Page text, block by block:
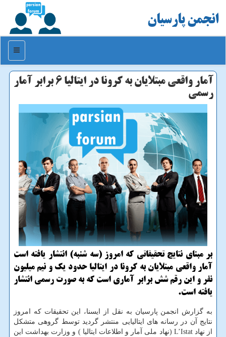
انجمن پارسیان
منو
آمار واقعی مبتلایان به كرونا در ایتالیا 6 برابر آمار
رسمی
بر مبنای نتایج تحقیقاتی كه امروز (سه شنبه) انتشار یافته است
آمار واقعی مبتلایان به كرونا در ایتالیا حدود یك و نیم میلیون
نفر و این رقم شش برابر آماری است كه به صورت رسمی انتشار
یافته است.
به گزارش انجمن پارسیان به نقل از ایسنا، این تحقیقات که امروز
نتایج آن در رسانه های ایتالیایی منتشر گردید توسط گروهی متشکل
از نهاد L’Istat (نهاد ملی آمار و اطلاعات ایتالیا ) و وزارت بهداشت این